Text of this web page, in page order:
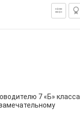
7 «Б» класса